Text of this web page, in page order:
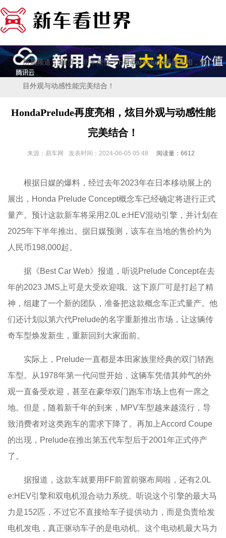
所属频道：首页>新车报价> HondaPrelude再度亮相，炫
目外观与动感性能完美结合！
HondaPrelude再度亮相，炫目外观与动感性能
完美结合！
来源：易车网 发表时间：2024-06-05 05:48 阅读量：6612
根据日媒的爆料，经过去年2023年在日本移动展上的
展出，Honda Prelude Concept概念车已经确定将进行正式
量产。预计这款新车将采用2.0L e:HEV混动引擎，并计划在
2025年下半年推出。据日媒预测，该车在当地的售价约为
人民币198,000起。
据《Best Car Web》报道，听说Prelude Concept在去
年的2023 JMS上可是大受欢迎哦。这下原厂可是打起了精
神，组建了一个新的团队，准备把这款概念车正式量产。他
们还计划以第六代Prelude的名字重新推出市场，让这辆传
奇车型焕发新生，重新回到大家面前。
实际上，Prelude一直都是本田家族里经典的双门轿跑
车型。从1978年第一代问世开始，这辆车凭借其帅气的外
观一直备受欢迎，甚至在豪华双门跑车市场上也有一席之
地。但是，随着新千年的到来，MPV车型越来越流行，导
致消费者对这类跑车的需求下降了。再加上Accord Coupe
的出现，Prelude在推出第五代车型后于2001年正式停产
了。
据报道，这款车就要用FF前置前驱布局啦，还有2.0L
e:HEV引擎和双电机混合动力系统。听说这个引擎的最大马
力是152匹，不过它不直接给车子提供动力，而是负责给发
电机发电，真正驱动车子的是电动机。这个电动机最大马力